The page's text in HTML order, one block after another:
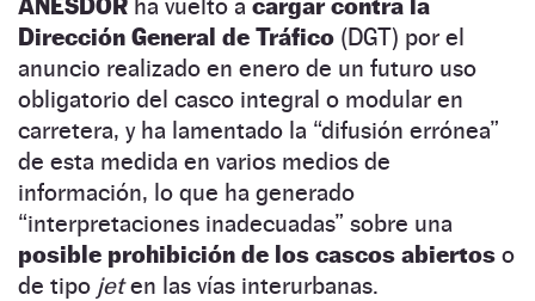
ANESDOR ha vuelto a cargar contra la
Dirección General de Tráfico (DGT) por el
anuncio realizado en enero de un futuro uso
obligatorio del casco integral o modular en
carretera, y ha lamentado la “difusión errónea”
de esta medida en varios medios de
información, lo que ha generado
“interpretaciones inadecuadas” sobre una
posible prohibición de los cascos abiertos o
de tipo jeten las vías interurbanas.